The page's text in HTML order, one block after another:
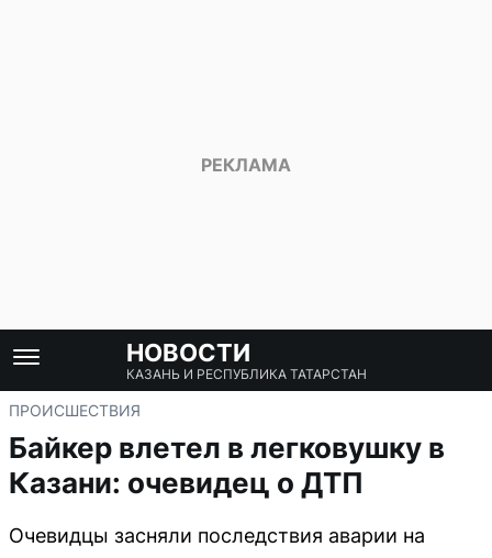
НОВОСТИ
КАЗАНЬ И РЕСПУБЛИКА ТАТАРСТАН
ПРОИСШЕСТВИЯ
Байкер влетел в легковушку в
Казани: очевидец о ДТП
Очевидцы засняли последствия аварии на